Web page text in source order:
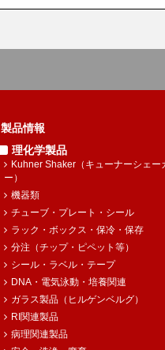
製品情報
理化学製品
Kuhner Shaker（キューナーシェー
ー）
機器類
チューブ・プレート・シール
ラック・ボックス・保冷・保存
分注（チップ・ピペット等）
シール・ラベル・テープ
DNA・電気泳動・培養関連
ガラス製品（ヒルゲンベルグ）
RI関連製品
病理関連製品